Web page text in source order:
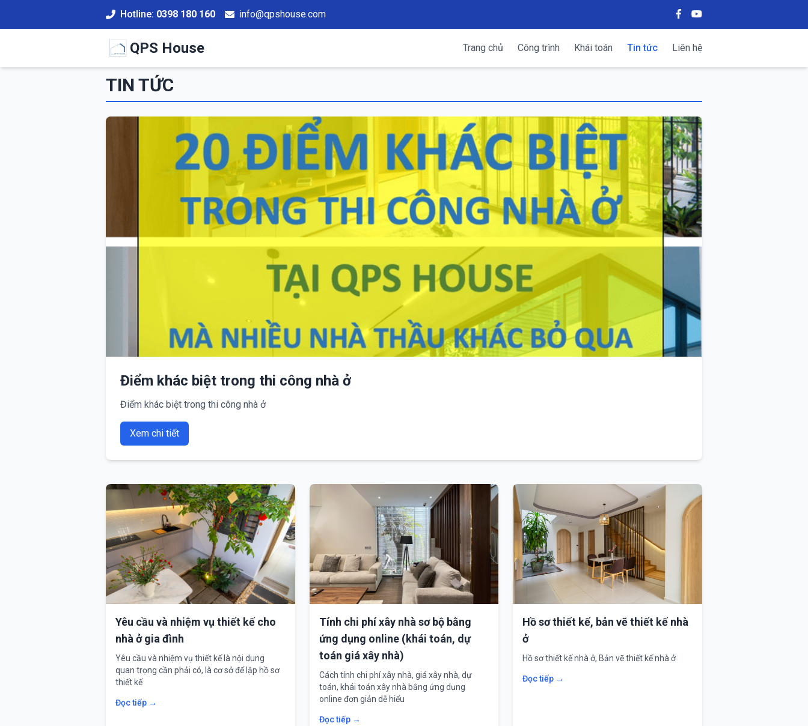
Hotline: 0398 180 160 info@qpshouse.com
QPS House Trang chủ Công trình Khái toán Tin tức Liên hệ
TIN TỨC
Điểm khác biệt trong thi công nhà ở
Điểm khác biệt trong thi công nhà ở
Xem chi tiết
Yêu cầu và nhiệm vụ thiết kế cho
nhà ở gia đình
Yêu cầu và nhiệm vụ thiết kế là nội dung
quan trọng cần phải có, là cơ sở để lập hồ sơ
thiết kế
Đọc tiếp →
Tính chi phí xây nhà sơ bộ bằng
ứng dụng online (khái toán, dự
toán giá xây nhà)
Cách tính chi phí xây nhà, giá xây nhà, dự
toán, khái toán xây nhà bằng ứng dụng
online đơn giản dễ hiểu
Đọc tiếp →
Hồ sơ thiết kế, bản vẽ thiết kế nhà
ở
Hồ sơ thiết kế nhà ở, Bản vẽ thiết kế nhà ở
Đọc tiếp →